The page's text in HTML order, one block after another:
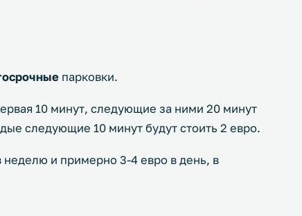
парковки.
10 минут, следующие за ними 20 минут
следующие 10 минут будут стоить 2 евро.
неделю и примерно 3-4 евро в день, в